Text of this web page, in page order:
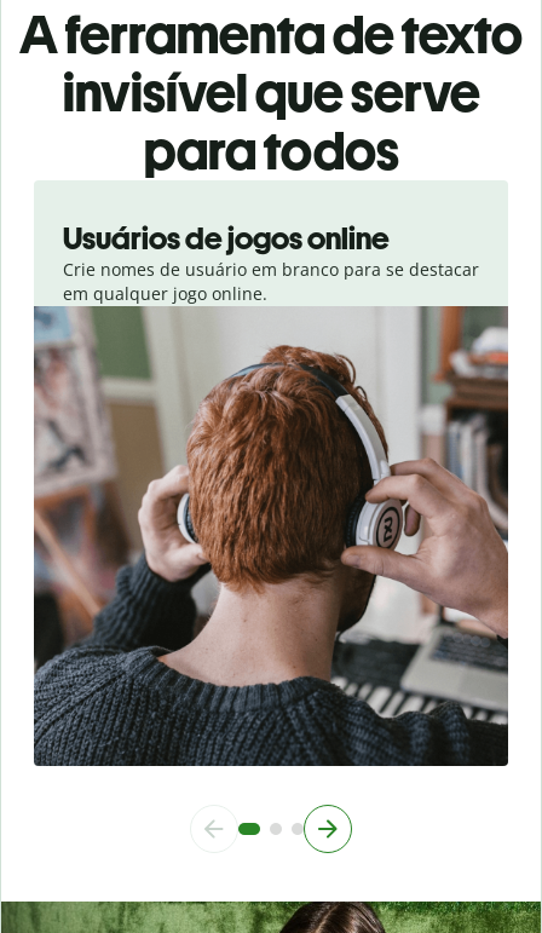
A ferramenta de texto
invisível que serve
para todos
Usuários de jogos online
Crie nomes de usuário em branco para se destacar
em qualquer jogo online.